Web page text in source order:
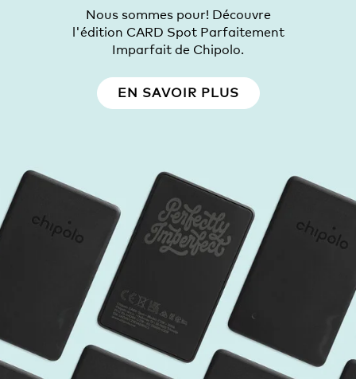
Nous sommes pour! Découvre
l'édition CARD Spot Parfaitement
Imparfait de Chipolo.
EN SAVOIR PLUS